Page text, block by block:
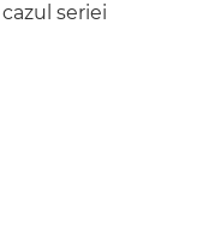
seriei